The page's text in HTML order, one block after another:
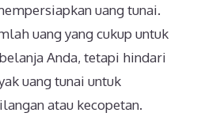
uang tunai.
uang yang cukup untuk
Anda, tetapi hindari
uang tunai untuk
atau kecopetan.